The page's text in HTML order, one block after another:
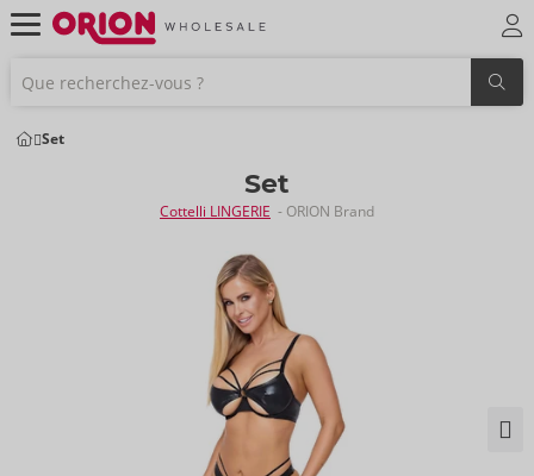
Set
Set
Cottelli LINGERIE - ORION Brand